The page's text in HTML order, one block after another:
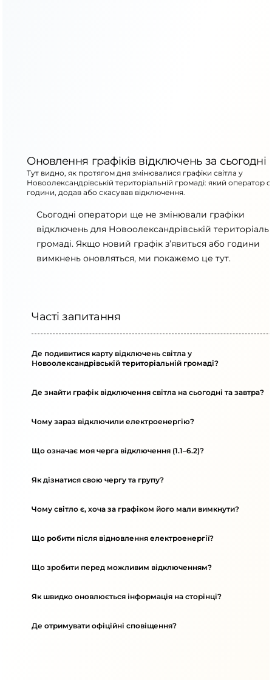
Оновлення графіків відключень за сьогодні
Тут видно, як протягом дня змінювалися графіки світла у
Новоолександрівській територіальній громаді: який оператор
години, додав або скасував відключення.
Сьогодні оператори ще не змінювали графіки
відключень для Новоолександрівській
громаді. Якщо новий графік з’явиться або години
вимкнень оновляться, ми покажемо це тут.
Часті запитання
Де подивитися карту відключень світла у
Новоолександрівській територіальній громаді?
Де знайти графік відключення світла на сьогодні та завтра?
Чому зараз відключили електроенергію?
Що означає моя черга відключення (1.1–6.2)?
Як дізнатися свою чергу та групу?
Чому світло є, хоча за графіком його мали вимкнути?
Що робити після відновлення електроенергії?
Що зробити перед можливим відключенням?
Як швидко оновлюється інформація на сторінці?
Де отримувати офіційні сповіщення?